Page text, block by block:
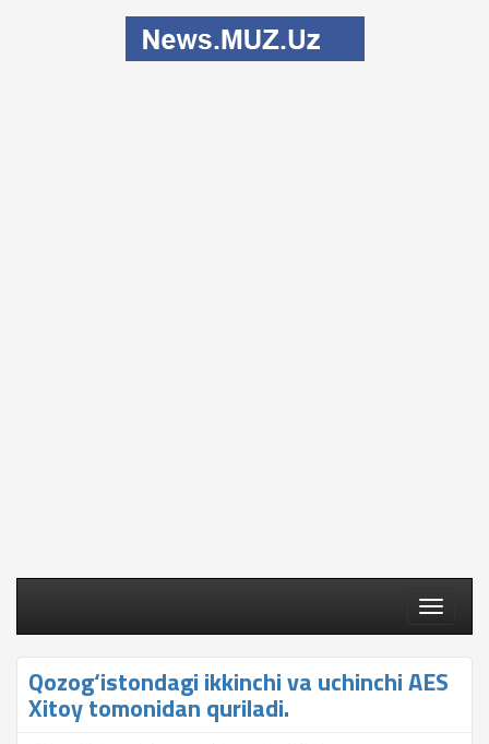
Toggle
Qozog‘istondagi ikkinchi va uchinchi AES
Xitoy tomonidan quriladi.